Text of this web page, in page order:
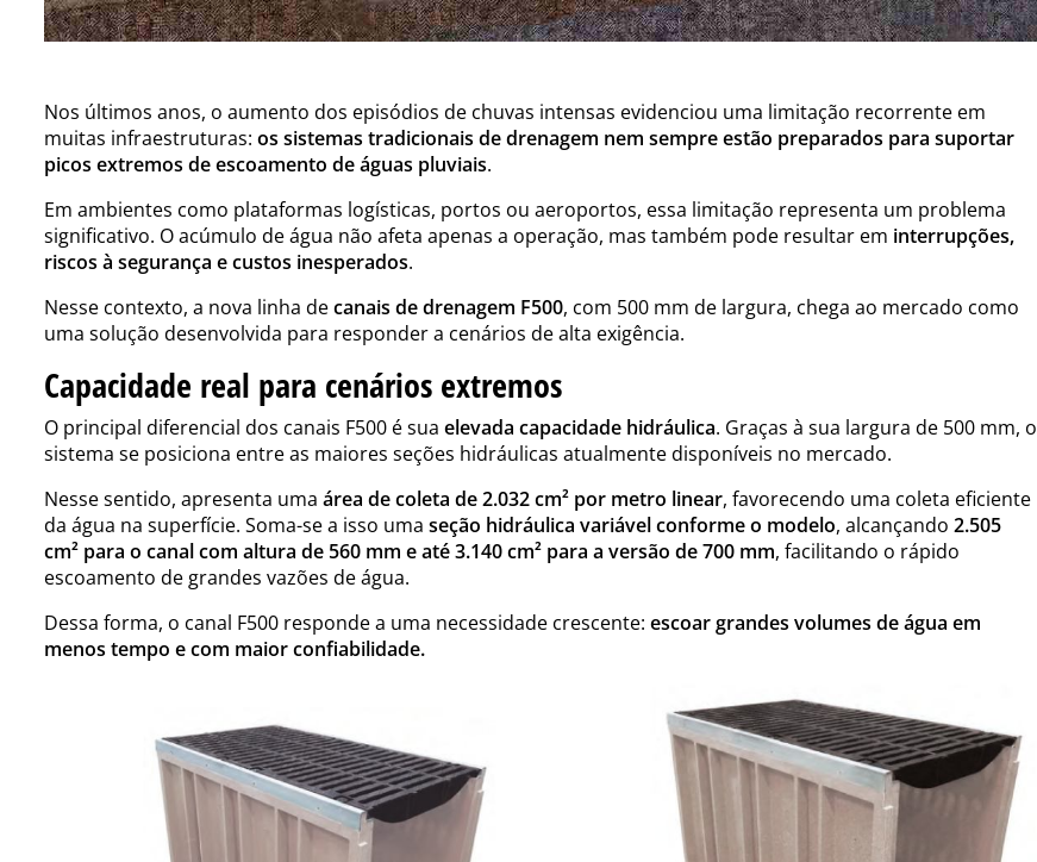
Nos últimos anos, o aumento dos episódios de chuvas intensas evidenciou uma limitação recorrente em
muitas infraestruturas: os sistemas tradicionais de drenagem nem sempre estão preparados para suportar
picos extremos de escoamento de águas pluviais.
Em ambientes como plataformas logísticas, portos ou aeroportos, essa limitação representa um problema
significativo. O acúmulo de água não afeta apenas a operação, mas também pode resultar em interrupções,
riscos à segurança e custos inesperados.
Nesse contexto, a nova linha decanais de drenagem F500, com 500 mm de largura, chega ao mercado como
uma solução desenvolvida para responder a cenários de alta exigência.
Capacidade real para cenários extremos
O principal diferencial dos canais F500 é sua elevada capacidade hidráulica. Graças à sua largura de 500 mm, o
sistema se posiciona entre as maiores seções hidráulicas atualmente disponíveis no mercado.
Nesse sentido, apresenta uma área de coleta de 2.032 cm² por metro linear, favorecendo uma coleta eficiente
da água na superfície. Soma-se a isso uma seção hidráulica variável conforme o modelo, alcançando 2.505
cm² para o canal com altura de 560 mm e até 3.140 cm² para a versão de 700 mm, facilitando o rápido
escoamento de grandes vazões de água.
Dessa forma, o canal F500 responde a uma necessidade crescente: escoar grandes volumes de água em
menos tempo e com maior confiabilidade.